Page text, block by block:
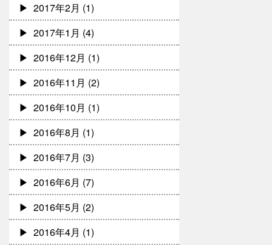
2017年2月 (1)
2017年1月 (4)
2016年12月 (1)
2016年11月 (2)
2016年10月 (1)
2016年8月 (1)
2016年7月 (3)
2016年6月 (7)
2016年5月 (2)
2016年4月 (1)